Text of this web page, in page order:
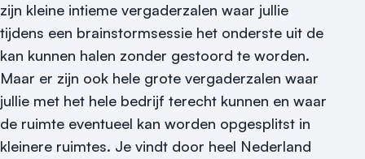
zijn kleine intieme vergaderzalen waar jullie
tijdens een brainstormsessie het onderste uit de
kan kunnen halen zonder gestoord te worden.
Maar er zijn ook hele grote vergaderzalen waar
jullie met het hele bedrijf terecht kunnen en waar
de ruimte eventueel kan worden opgesplitst in
kleinere ruimtes. Je vindt door heel Nederland